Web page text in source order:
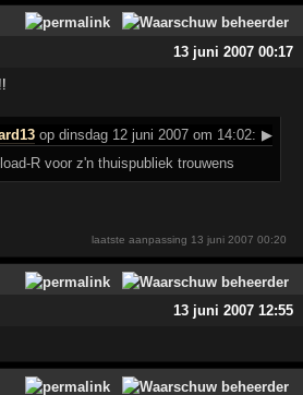
13 juni 2007 00:17
op dinsdag 12 juni 2007 om 14:02: ▶
R voor z'n thuispubliek trouwens
laatste aanpassing 13 juni 2007 00:20
13 juni 2007 12:55